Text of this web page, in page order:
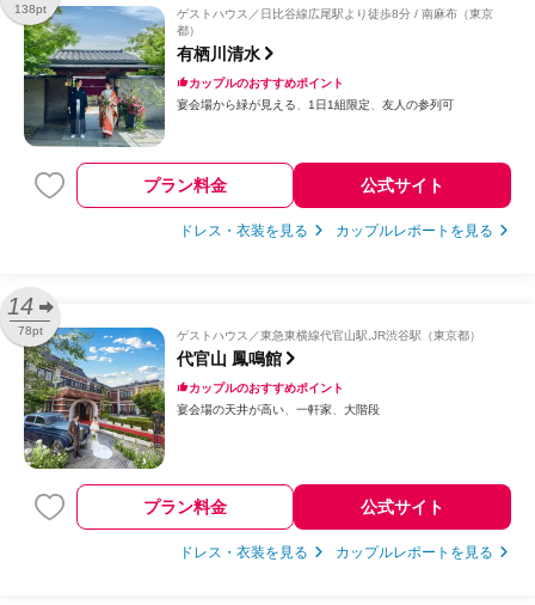
138pt ゲストハウス
日比谷線広尾駅より徒歩8分 / 南麻布（東京
都）
有栖川清水
カップルのおすすめポイント
宴会場から緑が見える
1日1組限定 友人の参列可
プラン料金 公式サイト
ドレス・衣装を見る カップルレポートを見る
14
78pt ゲストハウス 東急東横線代官山駅,JR渋谷駅（東京都）
代官山 鳳鳴館
カップルのおすすめポイント
宴会場の天井が高い
一軒家 大階段
プラン料金 公式サイト
ドレス・衣装を見る カップルレポートを見る